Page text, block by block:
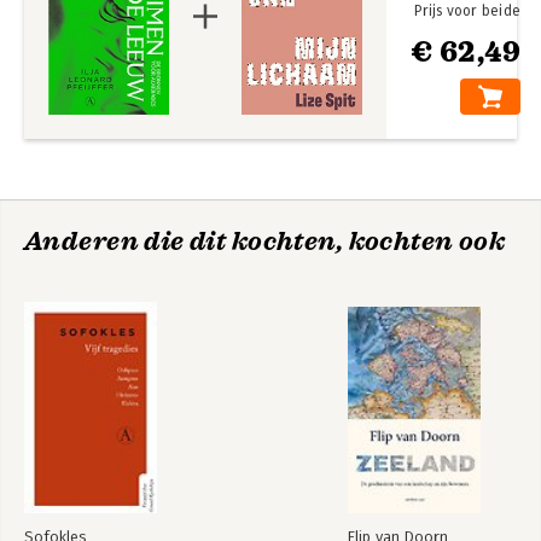
€ 62,49
Prijs voor beide
Anderen die dit kochten, kochten ook
Sofokles Flip van Doorn